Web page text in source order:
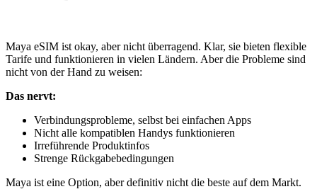
Maya eSIM ist okay, aber nicht überragend. Klar, sie bieten flexible
Tarife und funktionieren in vielen Ländern. Aber die Probleme sind
nicht von der Hand zu weisen:
Das nervt:
Verbindungsprobleme, selbst bei einfachen Apps
Nicht alle kompatiblen Handys funktionieren
Irreführende Produktinfos
Strenge Rückgabebedingungen
Maya ist eine Option, aber definitiv nicht die beste auf dem Markt.